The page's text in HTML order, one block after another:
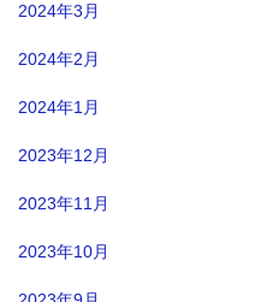
2024年3月
2024年2月
2024年1月
2023年12月
2023年11月
2023年10月